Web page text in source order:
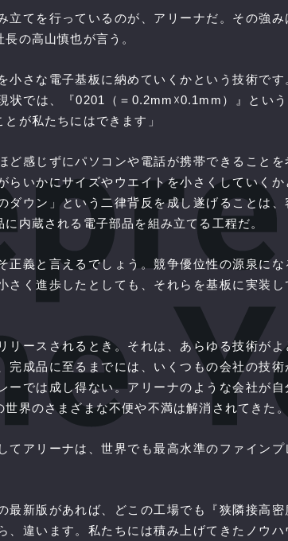
立てを行っているのが、アリーナだ。その強
の高山慎也が言う。
小さな電子基板に納めていくかという技術で
状では、『0201（＝0.2mm☓0.1mm）』とい
が私たちにはできます」
ど感じずにパソコンや電話が携帯できること
らいかにサイズやウエイトを小さくしていく
ダウン」という二律背反を成し遂げることは
内蔵される電子部品を組み立てる工程だ。
正義と言えるでしょう。競争優位性の源泉に
さく進歩したとしても、それらを基板に実装
リースされるとき。それは、あらゆる技術が
完成品に至るまでには、いくつもの会社の技
ーでは成し得ない。アリーナのような会社が
界のさまざまな不便や不満は解消されてきた。
てアリーナは、世界でも最高水準のファインプ
最新版があれば、どこの工場でも『狭隣接高
、違います。私たちには積み上げてきたノウ